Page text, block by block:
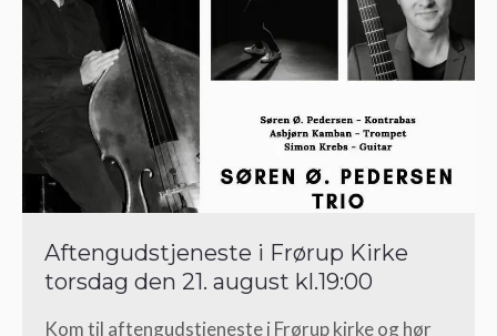
Aftengudstjeneste i Frørup Kirke
torsdag den 21. august kl.19:00
Kom til aftengudstjeneste i Frørup kirke og hør